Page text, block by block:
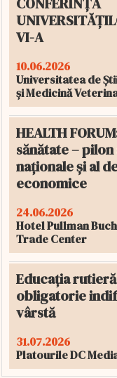
VI-A
10.06.2026
Universitatea de
și Medicină
HEALTH
sănătate –
naționale și al
economice
24.06.2026
Hotel Pullman
Trade Center
Educația
obligatorie
vârstă
31.07.2026
Platourile DC